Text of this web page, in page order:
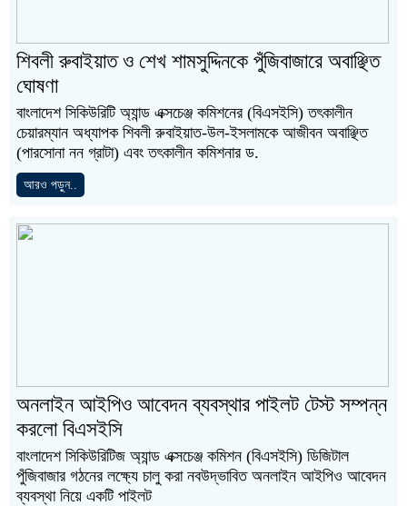
শিবলী রুবাইয়াত ও শেখ শামসুদ্দিনকে পুঁজিবাজারে অবাঞ্ছিত
ঘোষণা
বাংলাদেশ সিকিউরিটি অ্যান্ড এক্সচেঞ্জ কমিশনের (বিএসইসি) তৎকালীন
চেয়ারম্যান অধ্যাপক শিবলী রুবাইয়াত-উল-ইসলামকে আজীবন অবাঞ্ছিত
(পারসোনা নন গ্রাটা) এবং তৎকালীন কমিশনার ড.
আরও পড়ুন..
অনলাইন আইপিও আবেদন ব্যবস্থার পাইলট টেস্ট সম্পন্ন
করলো বিএসইসি
বাংলাদেশ সিকিউরিটিজ অ্যান্ড এক্সচেঞ্জ কমিশন (বিএসইসি) ডিজিটাল
পুঁজিবাজার গঠনের লক্ষ্যে চালু করা নবউদ্ভাবিত অনলাইন আইপিও আবেদন
ব্যবস্থা নিয়ে একটি পাইলট